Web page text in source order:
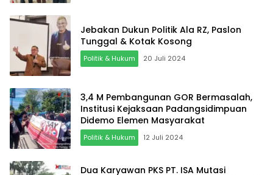
Jebakan Dukun Politik Ala RZ, Paslon
Tunggal & Kotak Kosong
Politik & Hukum 20 Juli 2024
3,4 M Pembangunan GOR Bermasalah,
Institusi Kejaksaan Padangsidimpuan
Didemo Elemen Masyarakat
Politik & Hukum 12 Juli 2024
Dua Karyawan PKS PT. ISA Mutasi